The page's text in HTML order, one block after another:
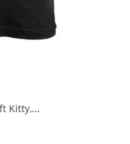
Kitty,...